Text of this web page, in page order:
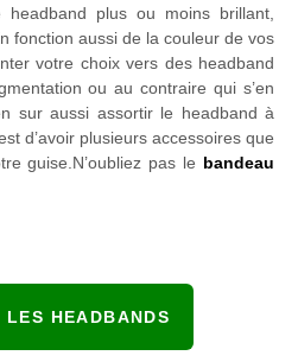
plus ou moins brillant,
fonction aussi de la couleur de vos
votre choix vers des headband
ou au contraire qui s’en
sur aussi assortir le headband à
d’avoir plusieurs accessoires que
guise.N’oubliez pas le bandeau
LES HEADBANDS